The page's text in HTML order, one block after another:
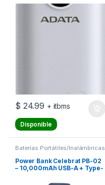
DGT-CWH
$ 24.99 + itbms
Disponible
Baterías Portátiles/Inalámbricas
Power Bank Celebrat PB-02
– 10,000mAh USB-A + Type-